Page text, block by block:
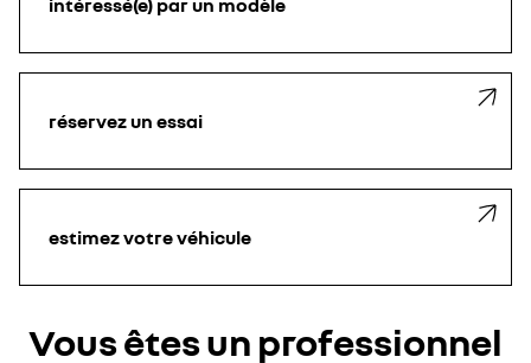
intéressé(e) par un modèle
réservez un essai
estimez votre véhicule
Vous êtes un professionnel